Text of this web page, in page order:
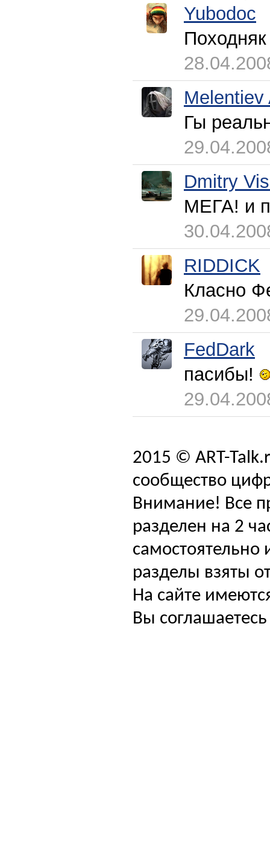
Yubodoc
Melentiev
Гы
Dmitry
МЕГА! и
RIDDICK
Класно
FedDark
пасибы!
2015 © ART-
сообщество
Внимание! Все
разделен на 2
самостоятельно
разделы взяты
На сайте
Вы